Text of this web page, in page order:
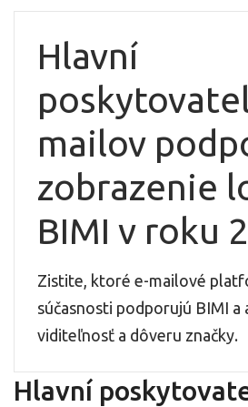
Hlavní
mailov
zobrazenie
BIMI v roku
Zistite, ktoré e-mailové
súčasnosti podporujú BIMI a
viditeľnosť a dôveru značky.
Hlavní